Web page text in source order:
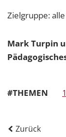
Zielgruppe:
Mark Turpin
#THEMEN
Zurück